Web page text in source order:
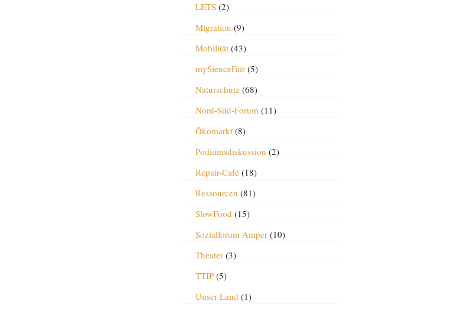
LETS(2)
Migration (9)
Mobilität(43)
mySienceFair(5)
Naturschutz(68)
Nord-Süd-Forum(11)
Ökomarkt(8)
Podiumsdiskussion (2)
Repair-Café(18)
Ressourcen (81)
SlowFood (15)
Sozialforum Amper(10)
Theater(3)
TTIP(5)
Unser Land (1)